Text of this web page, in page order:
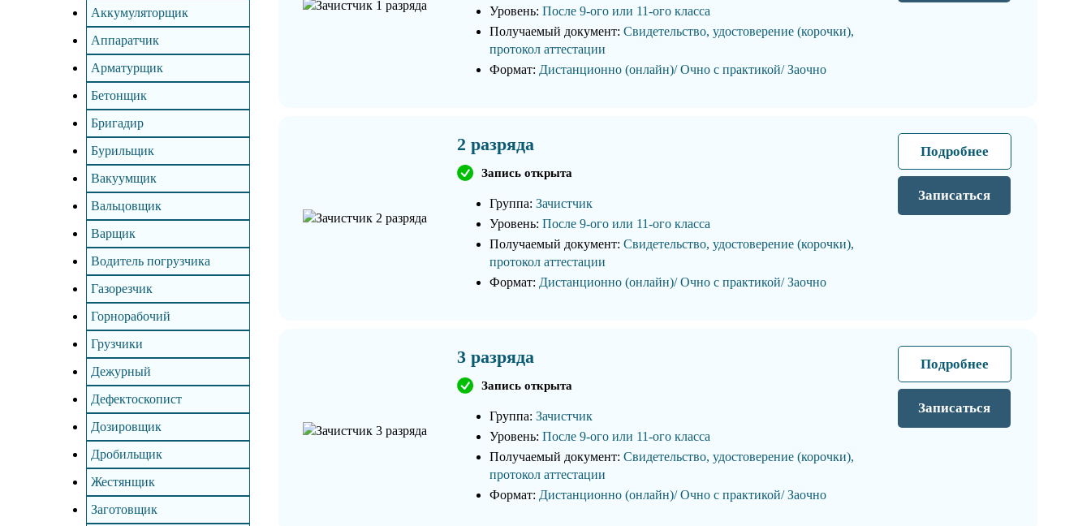
Аккумуляторщик
Аппаратчик
Арматурщик
Бетонщик
Бригадир
Бурильщик
Вакуумщик
Вальцовщик
Варщик
Водитель погрузчика
Газорезчик
Горнорабочий
Грузчики
Дежурный
Дефектоскопист
Дозировщик
Дробильщик
Жестянщик
Заготовщик
Уровень:После 9-ого или 11-ого класса
Получаемый документ:Свидетельство, удостоверение (корочки),
протокол аттестации
Формат: Дистанционно (онлайн)/ Очно с практикой/ Заочно
2 разряда
Запись открыта
Группа:Зачистчик
Уровень:После 9-ого или 11-ого класса
Получаемый документ:Свидетельство, удостоверение (корочки),
протокол аттестации
Формат: Дистанционно (онлайн)/ Очно с практикой/ Заочно
Подробнее
Записаться
3 разряда
Запись открыта
Группа:Зачистчик
Уровень:После 9-ого или 11-ого класса
Получаемый документ:Свидетельство, удостоверение (корочки),
протокол аттестации
Формат: Дистанционно (онлайн)/ Очно с практикой/ Заочно
Подробнее
Записаться